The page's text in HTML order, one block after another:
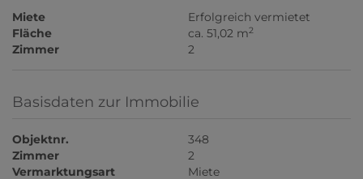
Miete
Erfolgreich vermietet
Fläche
ca. 51,02 m2
Zimmer 2
Basisdaten zur Immobilie
Objektnr.
348
Zimmer
2
Vermarktungsart
Miete